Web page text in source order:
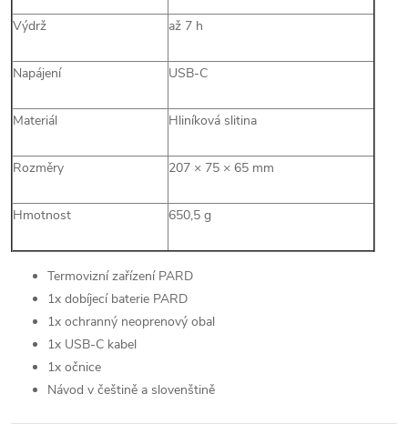
Výdrž až 7 h
Napájení USB-C
Materiál Hliníková slitina
Rozměry 207 × 75 × 65 mm
Hmotnost 650,5 g
Termovizní zařízení PARD
1x dobíjecí baterie PARD
1x ochranný neoprenový obal
1x USB-C kabel
1x očnice
Návod v češtině a slovenštině